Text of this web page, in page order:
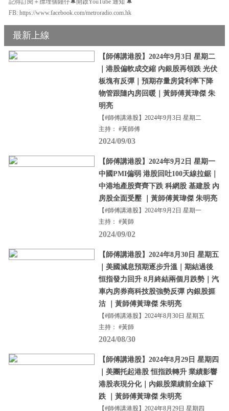
FB: https://www.facebook.com/metroradio.com.hk
最新上線
【師傅講港股】2024年9月3日 星期二
｜港股偏軟成交縮 內銀股再領跌 光伏
板塊有反彈｜預期存量房貸利率下降
物管跟隨內房回暖｜黃師傅黃瑋傑 朱
明亮
【#師傅講港股】2024年9月3日 星期二
主持： #黃師傅
2024/09/03
【師傅講港股】2024年9月2日 星期一
中國PMI偏弱 港股回吐100天線拉鋸｜
中港地產股齊齊下跌 科網股 基建股 內
房股全面受壓 ｜黃師傅黃瑋傑 朱明亮
【#師傅講港股】2024年9月2日 星期一
主持： #黃師
2024/09/02
【師傅講港股】2024年8月30日 星期五
｜美國減息預期逐步升溫｜期結過後
恒指發力回升 8月終結兩個月跌勢｜汽
車內房券商科技股強勢反彈 內銀股捱
沽 ｜黃師傅黃瑋傑 朱明亮
【#師傅講港股】2024年8月30日 星期五
主持： #黃師
2024/08/30
【師傅講港股】2024年8月29日 星期四
｜美團托起港股 恒指跌轉升 業績影響
港股表現分化｜內銀股業績前全線下
跌 ｜黃師傅黃瑋傑 朱明亮
【#師傅講港股】2024年8月29日 星期四